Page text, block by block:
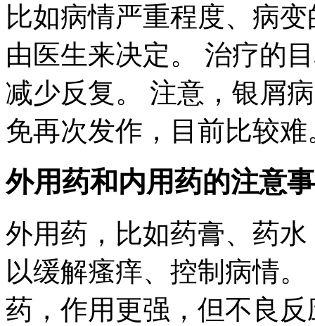
比如病情严重程度、病
由医生来决定。 治疗的
减少反复。 注意，银屑
免再次发作，目前比较难
外用药和内用药的注意
外用药，比如药膏、药
以缓解瘙痒、控制病情
药，作用更强，但不良